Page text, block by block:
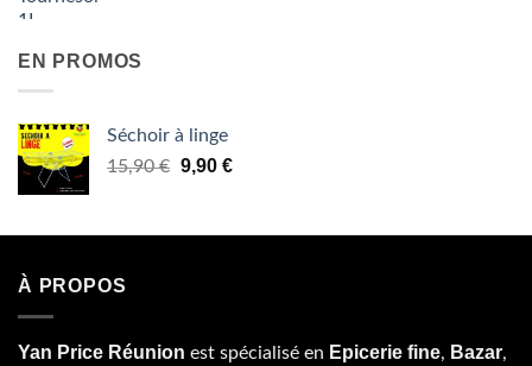
EN PROMOS
Séchoir à linge
15,90€ Le
était :
9,90 €Le
est :
À PROPOS
Yan Price Réunion est spécialisé en Epicerie fine, Bazar,